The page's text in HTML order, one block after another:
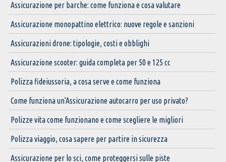
Assicurazione per barche: come funziona e cosa valutare
Assicurazione monopattino elettrico: nuove regole e sanzioni
Assicurazioni drone: tipologie, costi e obblighi
Assicurazione scooter: guida completa per 50 e 125 cc
Polizza fideiussoria, a cosa serve e come funziona
Come funziona un'Assicurazione autocarro per uso privato?
Polizze vita come funzionano e come scegliere le migliori
Polizza viaggio, cosa sapere per partire in sicurezza
Assicurazione per lo sci, come proteggersi sulle piste